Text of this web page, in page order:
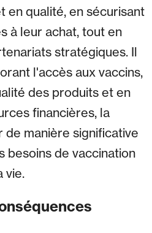
en qualité, en sécurisant
à leur achat, tout en
stratégiques. Il
l'accès aux vaccins,
des produits et en
financières, la
de manière significative
besoins de vaccination
vie.